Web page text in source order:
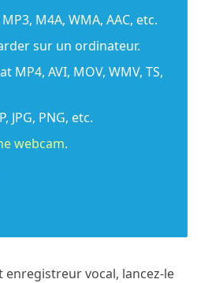
M4A, WMA, AAC, etc.
sur un ordinateur.
AVI, MOV, WMV, TS,
PNG, etc.
webcam.
vocal, lancez-le